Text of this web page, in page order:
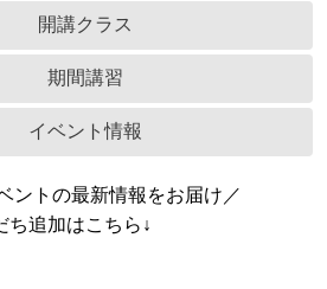
開講クラス
期間講習
イベント情報
ントの最新情報をお届け／
ち追加はこちら↓